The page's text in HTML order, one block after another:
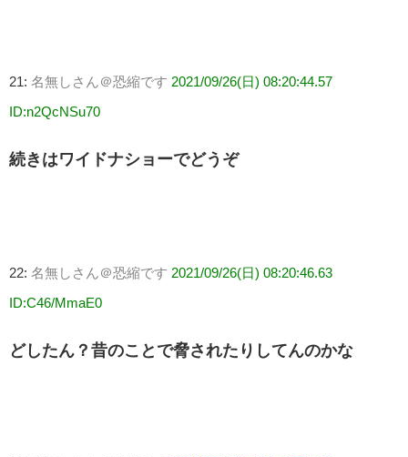
21: 名無しさん＠恐縮です 2021/09/26(日) 08:20:44.57
ID:n2QcNSu70
続きはワイドナショーでどうぞ
22: 名無しさん＠恐縮です 2021/09/26(日) 08:20:46.63
ID:C46/MmaE0
どしたん？昔のことで脅されたりしてんのかな